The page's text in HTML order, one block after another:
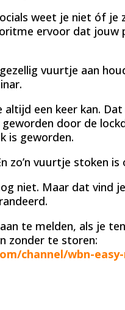
weet je niet óf je
ervoor dat jouw
vuurtje aan
een keer kan.
door de
is geworden.
zo’n vuurtje stoken
niet. Maar dat vind
te melden, als je
zonder te storen:
channel/wbn-